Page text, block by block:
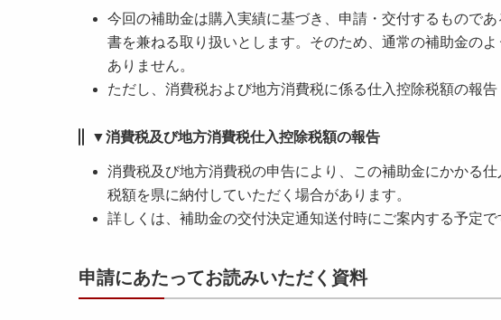
今回の補助金は購入実績に基づき、申請・交付するもので
書を兼ねる取り扱いとします。そのため、通常の補助金の
ありません。
ただし、消費税および地方消費税に係る仕入控除税額の報告
▼消費税及び地方消費税仕入控除税額の報告
消費税及び地方消費税の申告により、この補助金にかかる
税額を県に納付していただく場合があります。
詳しくは、補助金の交付決定通知送付時にご案内する予定で
申請にあたってお読みいただく資料